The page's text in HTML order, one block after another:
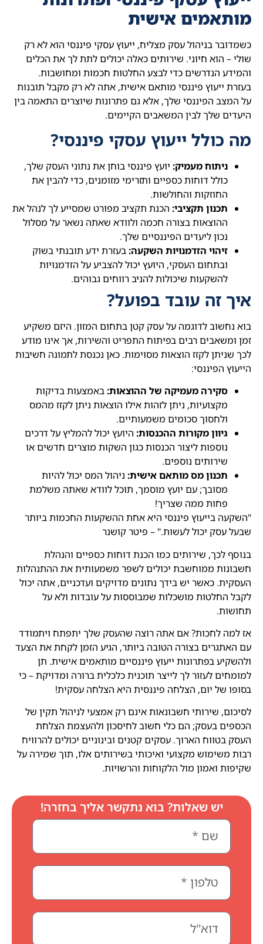
מותאמים אישית
כשמדובר בניהול עסק מצליח, ייעוץ עסקי פיננסי הוא לא רק
שולי – הוא חיוני. שירותים כאלה יכולים לתת לך את הכלים
והמידע הנדרשים כדי לבצע החלטות חכמות ומחושבות.
בעזרת ייעוץ פיננסי מותאם אישית, אתה לא רק מקבל תובנות
על המצב הפיננסי שלך, אלא גם פתרונות שיוצרים התאמה בין
היעדים שלך לבין המשאבים הקיימים.
מה כולל ייעוץ עסקי פיננסי?
ניתוח מעמיק: יועץ פיננסי בוחן את נתוני העסק שלך,
כולל דוחות כספיים ותזרימי מזומנים, כדי להבין את
החוזקות והחולשות.
תכנון תקציבי: הכנת תקציב מפורט שמסייע לך לנהל את
ההוצאות בצורה חכמה ולוודא שאתה נשאר על מסלול
נכון ליעדים הפיננסיים שלך.
זיהוי הזדמנויות השקעה:בעזרת ידע תובנתי בשוק
ובתחום העסקי, היועץ יכול להצביע על הזדמנויות
להשקעות שיכולות להניב רווחים גבוהים.
איך זה עובד בפועל?
בוא נחשוב לדוגמה על עסק קטן בתחום המזון. היזם משקיע
זמן ומשאבים רבים בפיתוח התפריט והשירות, אך אינו מודע
לכך שניתן לקזז הוצאות מסוימות. כאן נכנסת לתמונה חשיבות
הייעוץ הפיננסי:
סקירה מעמיקה של ההוצאות:באמצעות בדיקות
מקצועיות, ניתן לזהות אילו הוצאות ניתן לקזז מהמס
ולחסוך סכומים משמעותיים.
גיוון מקורות ההכנסות: היועץ יכול להמליץ על דרכים
נוספות ליצור הכנסות כגון השקות מוצרים חדשים או
שירותים נוספים.
תכנון מס מותאם אישית: ניהול המס יכול להיות
מסובך; עם יועץ מוסמך, תוכל לוודא שאתה משלמת
פחות ממה שצריך!
"השקעה בייעוץ פיננסי היא אחת ההשקעות החכמות ביותר
שבעל עסק יכול לעשות." – פיטר קושנר
בנוסף לכך, שירותים כמו הכנת דוחות כספיים והנהלת
חשבונות ממוחשבת יכולים לשפר משמעותית את ההתנהלות
העסקית. כאשר יש בידך נתונים מדויקים ועדכניים, אתה יכול
לקבל החלטות מושכלות שמבוססות על עובדות ולא על
תחושות.
אז למה לחכות? אם אתה רוצה שהעסק שלך יתפתח ויתמודד
עם האתגרים בצורה הטובה ביותר, הגיע הזמן לקחת את הצעד
ולהשקיע בפתרונות ייעוץ פיננסיים מותאמים אישית. תן
למומחים לעזור לך לייצר תוכנית כלכלית ברורה ומדויקת – כי
בסופו של יום, הצלחה פיננסית היא הצלחה עסקית!
לסיכום, שירותי חשבונאות אינם רק אמצעי לניהול תקין של
הכספים בעסק; הם כלי חשוב לחיסכון ולהעצמת הצלחת
העסק בטווח הארוך. עסקים קטנים ובינוניים יכולים להרוויח
רבות משימוש מקצועי ואיכותי בשירותים אלו, תוך שמירה על
שקיפות ואמון מול הלקוחות והרשויות.
יש שאלות? בוא נתקשר אליך בחזרה!